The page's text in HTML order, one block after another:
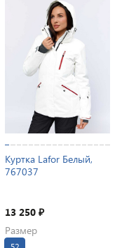
Куртка Lafor Белый,
767037
13 250 ₽
Размер